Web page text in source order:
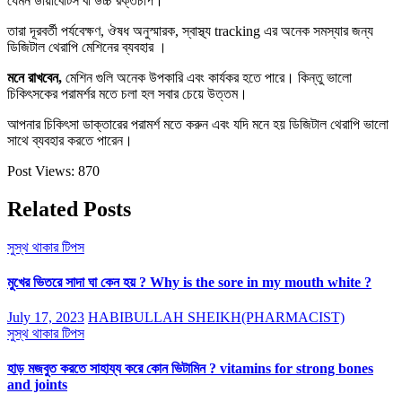
তারা দূরবর্তী পর্যবেক্ষণ, ঔষধ অনুস্মারক, স্বাস্থ্য tracking এর অনেক সমস্যার জন্য
ডিজিটাল থেরাপি মেশিনের ব্যবহার ।
মনে রাখবেন, মেশিন গুলি অনেক উপকারি এবং কার্যকর হতে পারে। কিন্তু ভালো
চিকিৎসকের পরামর্শর মতে চলা হল সবার চেয়ে উত্তম।
আপনার চিকিৎসা ডাক্তারের পরামর্শ মতে করুন এবং যদি মনে হয় ডিজিটাল থেরাপি ভালো
সাথে ব্যবহার করতে পারেন।
Post Views: 870
Related Posts
সুস্থ থাকার টিপস
মুখের ভিতরে সাদা ঘা কেন হয় ? Why is the sore in my mouth white ?
July 17, 2023 HABIBULLAH SHEIKH(PHARMACIST)
সুস্থ থাকার টিপস
হাড় মজবুত করতে সাহায্য করে কোন ভিটামিন ? vitamins for strong bones
and joints